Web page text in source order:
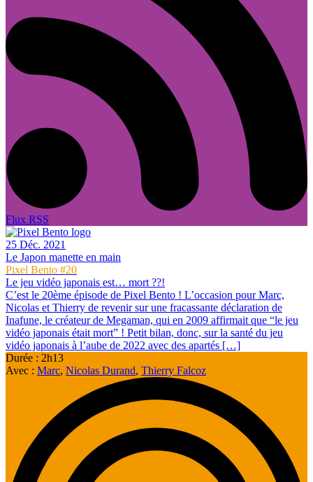
Flux RSS
25 Déc. 2021
Le Japon manette en main
Pixel Bento #20
Le jeu vidéo japonais est… mort ??!
C’est le 20ème épisode de Pixel Bento ! L’occasion pour Marc,
Nicolas et Thierry de revenir sur une fracassante déclaration de
Inafune, le créateur de Megaman, qui en 2009 affirmait que “le jeu
vidéo japonais était mort” ! Petit bilan, donc, sur la santé du jeu
vidéo japonais à l’aube de 2022 avec des apartés […]
Durée : 2h13
Avec : Marc, Nicolas Durand, Thierry Falcoz